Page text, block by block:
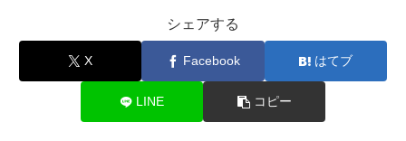
シェアする
X Facebook はてブ
LINE コピー